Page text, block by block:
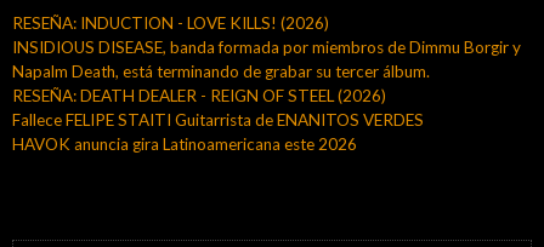
RESEÑA: INDUCTION - LOVE KILLS! (2026)
INSIDIOUS DISEASE, banda formada por miembros de Dimmu Borgir y
Napalm Death, está terminando de grabar su tercer álbum.
RESEÑA: DEATH DEALER - REIGN OF STEEL (2026)
Fallece FELIPE STAITI Guitarrista de ENANITOS VERDES
HAVOK anuncia gira Latinoamericana este 2026